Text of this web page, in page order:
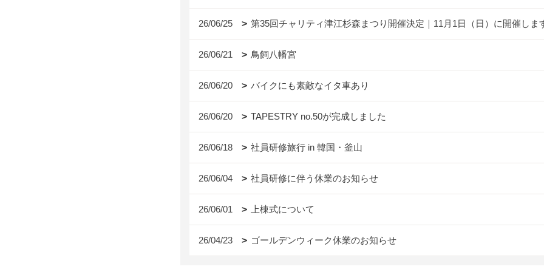
26/06/25 第35回チャリティ津江杉森まつり開催決定｜11月1日（日）に開催しま
26/06/21 鳥飼八幡宮
26/06/20 バイクにも素敵なイタ車あり
26/06/20 TAPESTRY no.50が完成しました
26/06/18 社員研修旅行 in 韓国・釜山
26/06/04 社員研修に伴う休業のお知らせ
26/06/01 上棟式について
26/04/23 ゴールデンウィーク休業のお知らせ